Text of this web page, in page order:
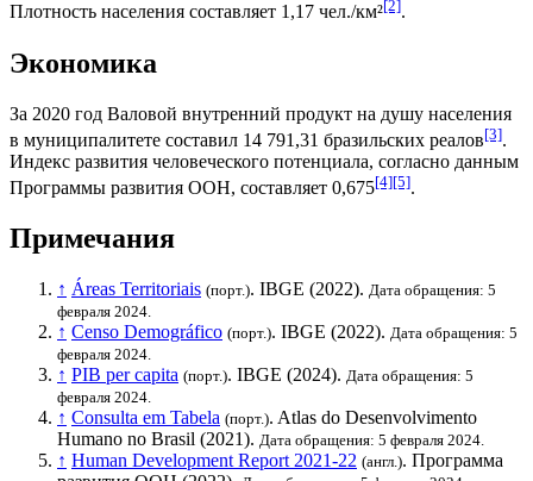
Плотность населения составляет 1,17 чел./км²[2].
Экономика
За 2020 год Валовой внутренний продукт на душу населения
в муниципалитете составил 14 791,31 бразильских реалов[3].
Индекс развития человеческого потенциала, согласно данным
Программы развития ООН, составляет 0,675[4][5].
Примечания
↑ Áreas Territoriais (порт.). IBGE (2022). Дата обращения: 5
февраля 2024.
↑ Censo Demográfico (порт.). IBGE (2022). Дата обращения: 5
февраля 2024.
↑ PIB per capita (порт.). IBGE (2024). Дата обращения: 5
февраля 2024.
↑ Consulta em Tabela (порт.). Atlas do Desenvolvimento
Humano no Brasil (2021). Дата обращения: 5 февраля 2024.
↑ Human Development Report 2021-22 (англ.). Программа